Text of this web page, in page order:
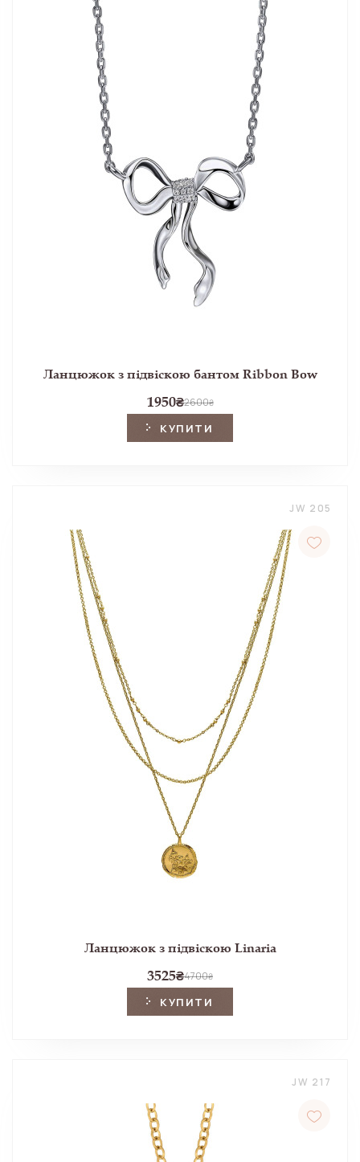
Ланцюжок з підвіскою бантом Ribbon Bow
1950₴2600₴
КУПИТИ
JW 205
Ланцюжок з підвіскою Linaria
3525₴4700₴
КУПИТИ
JW 217